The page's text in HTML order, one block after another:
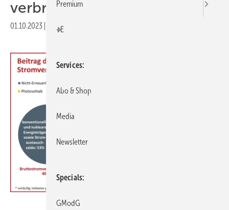
ver­brauchs
01.10.2023 Druckvorschau
Premium
+E
Services
Abo & Shop
Media
Newsletter
Specials
GModG